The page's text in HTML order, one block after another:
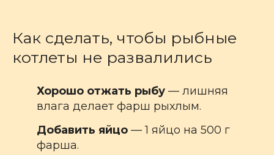
Как сделать, чтобы рыбные
котлеты не развалились
Хорошо отжать рыбу — лишняя
влага делает фарш рыхлым.
Добавить яйцо — 1 яйцо на 500 г
фарша.